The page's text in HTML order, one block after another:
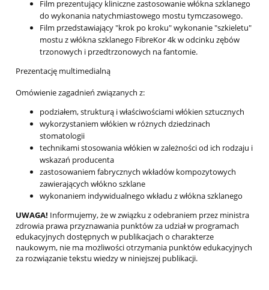
Film prezentujący kliniczne zastosowanie włókna szklanego
do wykonania natychmiastowego mostu tymczasowego.
Film przedstawiający "krok po kroku" wykonanie "szkieletu"
mostu z włókna szklanego FibreKor 4k w odcinku zębów
trzonowych i przedtrzonowych na fantomie.
Prezentację multimedialną
Omówienie zagadnień związanych z:
podziałem, strukturą i właściwościami włókien sztucznych
wykorzystaniem włókien w różnych dziedzinach
stomatologii
technikami stosowania włókien w zależności od ich rodzaju i
wskazań producenta
zastosowaniem fabrycznych wkładów kompozytowych
zawierających włókno szklane
wykonaniem indywidualnego wkładu z włókna szklanego
UWAGA! Informujemy, że w związku z odebraniem przez ministra
zdrowia prawa przyznawania punktów za udział w programach
edukacyjnych dostępnych w publikacjach o charakterze
naukowym, nie ma możliwości otrzymania punktów edukacyjnych
za rozwiązanie tekstu wiedzy w niniejszej publikacji.